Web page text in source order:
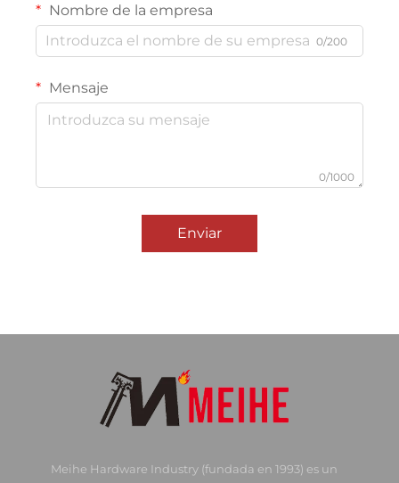
Nombre de la empresa
0/200
Mensaje
0/1000
Enviar
Meihe Hardware Industry (fundada en 1993) es un